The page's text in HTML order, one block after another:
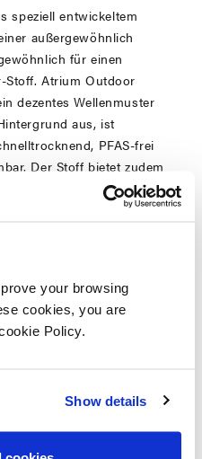
your browsing
cookies, you are
Policy.
Show details
speziell entwickeltem
außergewöhnlich
für einen
Stoff. Atrium Outdoor
dezentes Wellenmuster
aus, ist
PFAS-frei
Der Stoff bietet zudem
gegen Chlor,
die im wechselnden
ein ständig
Farbspiel.
Beryl Green
eine zeitlose